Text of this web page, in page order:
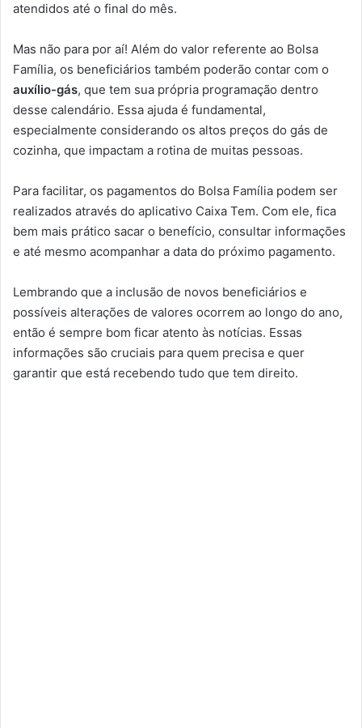
atendidos até o final do mês.
Mas não para por aí! Além do valor referente ao Bolsa
Família, os beneficiários também poderão contar com o
auxílio-gás, que tem sua própria programação dentro
desse calendário. Essa ajuda é fundamental,
especialmente considerando os altos preços do gás de
cozinha, que impactam a rotina de muitas pessoas.
Para facilitar, os pagamentos do Bolsa Família podem ser
realizados através do aplicativo Caixa Tem. Com ele, fica
bem mais prático sacar o benefício, consultar informações
e até mesmo acompanhar a data do próximo pagamento.
Lembrando que a inclusão de novos beneficiários e
possíveis alterações de valores ocorrem ao longo do ano,
então é sempre bom ficar atento às notícias. Essas
informações são cruciais para quem precisa e quer
garantir que está recebendo tudo que tem direito.